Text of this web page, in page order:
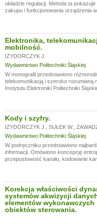
układzie regulacji. Metoda ta
zakupu i funkcjonowania urządzenia
Elektronika,
mobilność.
IZYDORCZYK J.
Wydawnictwo Politechniki Śląskiej
W monografii przedstawiono
telekomunikacją i szeroko rozumianą
Instytutu Elektroniki Politechniki
Kody i szyfry.
IZYDORCZYK J. SUŁEK W.
Wydawnictwo Politechniki Śląskiej
W podręczniku przedstawiono
informacji. Omówiono koncepcję
przepustowość kanału, kodowanie
Korekcja właściwości
systemów akwizycji
elementów wykonawczych
obiektów sterowania.